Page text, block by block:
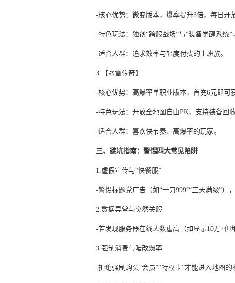
-核心优势：微变版本，爆率提升3倍，每日开
-特色玩法：独创“跨服战场”与“装备觉醒系统”
-适合人群：追求效率与轻度付费的上班族。
3.【冰雪传奇】
-核心优势：高爆率单职业版本，首充6元即可
-特色玩法：开放全地图自由PK，支持装备回
-适合人群：喜欢快节奏、高爆率的玩家。
三、避坑指南：警惕四大常见陷阱
1.虚假宣传与“快餐服”
-警惕标题党广告（如“一刀999”“三天满级”）
2.数据异常与突然关服
-若发现服务器在线人数虚高（如显示10万+但
3.强制消费与暗改爆率
-拒绝强制购买“会员”“特权卡”才能进入地图